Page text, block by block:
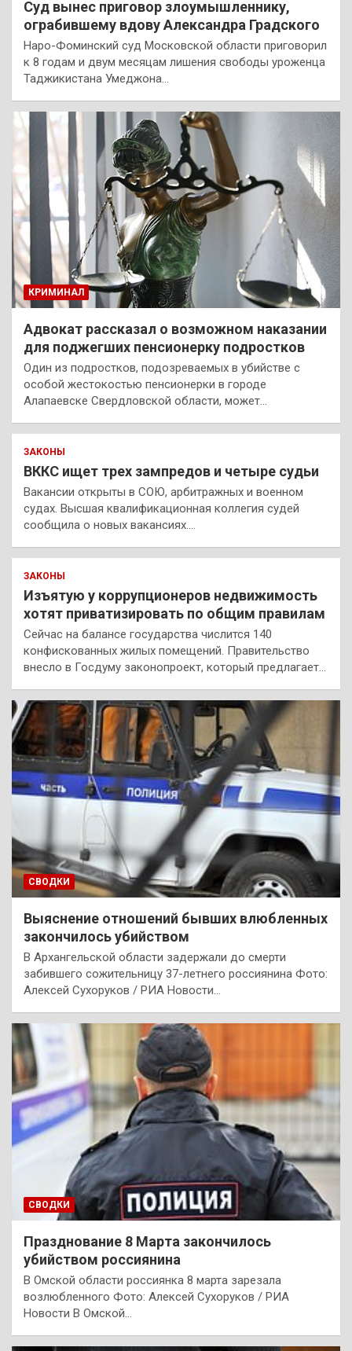
Суд вынес приговор злоумышленнику,
ограбившему вдову Александра Градского
Наро-Фоминский суд Московской области приговорил
к 8 годам и двум месяцам лишения свободы уроженца
Таджикистана Умеджона…
КРИМИНАЛ
Адвокат рассказал о возможном наказании
для поджегших пенсионерку подростков
Один из подростков, подозреваемых в убийстве с
особой жестокостью пенсионерки в городе
Алапаевске Свердловской области, может…
ЗАКОНЫ
ВККС ищет трех зампредов и четыре судьи
Вакансии открыты в СОЮ, арбитражных и военном
судах. Высшая квалификационная коллегия судей
сообщила о новых вакансиях.…
ЗАКОНЫ
Изъятую у коррупционеров недвижимость
хотят приватизировать по общим правилам
Сейчас на балансе государства числится 140
конфискованных жилых помещений. Правительство
внесло в Госдуму законопроект, который предлагает…
СВОДКИ
Выяснение отношений бывших влюбленных
закончилось убийством
В Архангельской области задержали до смерти
забившего сожительницу 37-летнего россиянина Фото:
Алексей Сухоруков / РИА Новости…
СВОДКИ
Празднование 8 Марта закончилось
убийством россиянина
В Омской области россиянка 8 марта зарезала
возлюбленного Фото: Алексей Сухоруков / РИА
Новости В Омской…